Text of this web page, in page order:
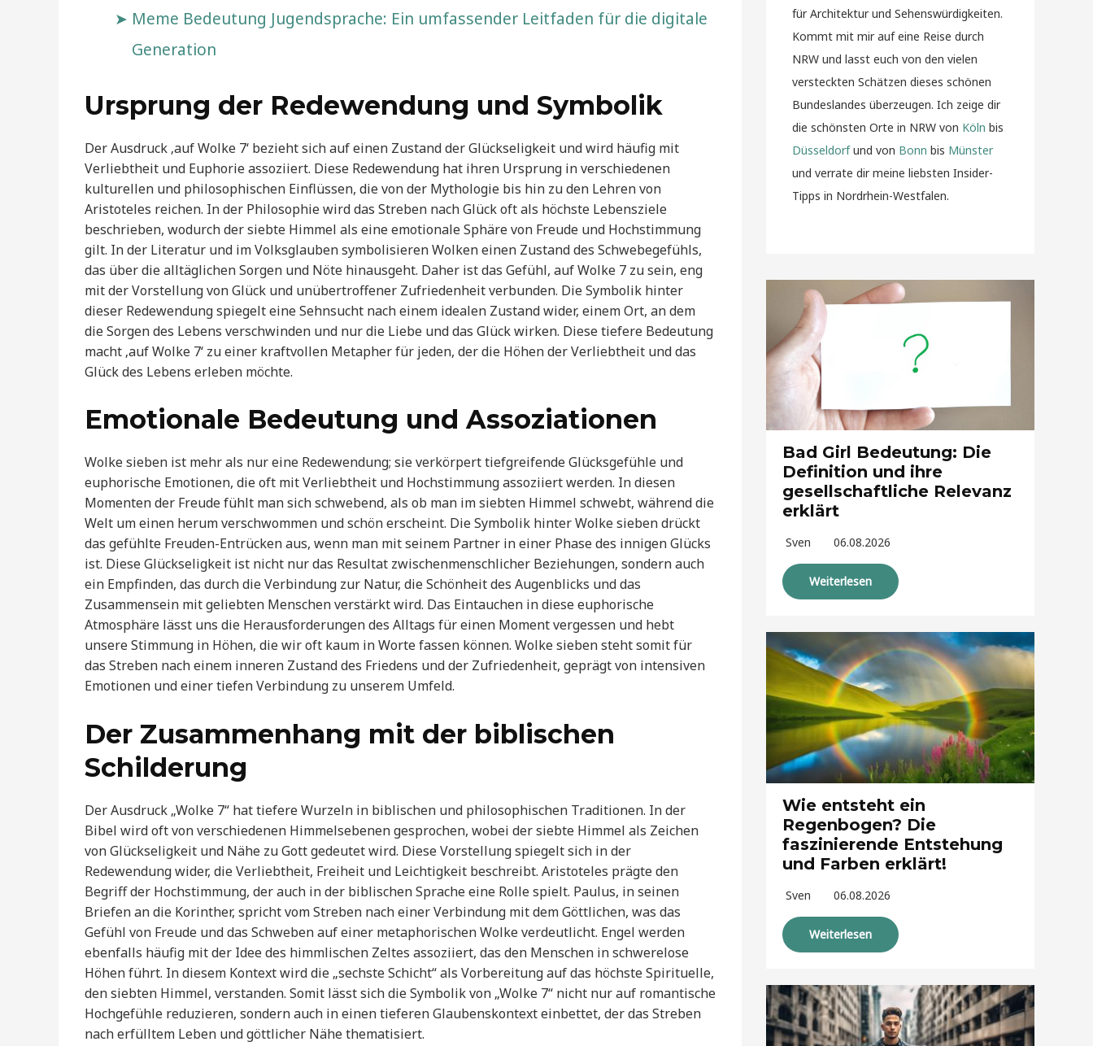
Meme Bedeutung Jugendsprache: Ein umfassender Leitfaden für die digitale
Generation
Ursprung der Redewendung und Symbolik
Der Ausdruck ‚auf Wolke 7‘ bezieht sich auf einen Zustand der Glückseligkeit und wird häufig mit
Verliebtheit und Euphorie assoziiert. Diese Redewendung hat ihren Ursprung in verschiedenen
kulturellen und philosophischen Einflüssen, die von der Mythologie bis hin zu den Lehren von
Aristoteles reichen. In der Philosophie wird das Streben nach Glück oft als höchste Lebensziele
beschrieben, wodurch der siebte Himmel als eine emotionale Sphäre von Freude und Hochstimmung
gilt. In der Literatur und im Volksglauben symbolisieren Wolken einen Zustand des Schwebegefühls,
das über die alltäglichen Sorgen und Nöte hinausgeht. Daher ist das Gefühl, auf Wolke 7 zu sein, eng
mit der Vorstellung von Glück und unübertroffener Zufriedenheit verbunden. Die Symbolik hinter
dieser Redewendung spiegelt eine Sehnsucht nach einem idealen Zustand wider, einem Ort, an dem
die Sorgen des Lebens verschwinden und nur die Liebe und das Glück wirken. Diese tiefere Bedeutung
macht ‚auf Wolke 7‘ zu einer kraftvollen Metapher für jeden, der die Höhen der Verliebtheit und das
Glück des Lebens erleben möchte.
Emotionale Bedeutung und Assoziationen
Wolke sieben ist mehr als nur eine Redewendung; sie verkörpert tiefgreifende Glücksgefühle und
euphorische Emotionen, die oft mit Verliebtheit und Hochstimmung assoziiert werden. In diesen
Momenten der Freude fühlt man sich schwebend, als ob man im siebten Himmel schwebt, während die
Welt um einen herum verschwommen und schön erscheint. Die Symbolik hinter Wolke sieben drückt
das gefühlte Freuden-Entrücken aus, wenn man mit seinem Partner in einer Phase des innigen Glücks
ist. Diese Glückseligkeit ist nicht nur das Resultat zwischenmenschlicher Beziehungen, sondern auch
ein Empfinden, das durch die Verbindung zur Natur, die Schönheit des Augenblicks und das
Zusammensein mit geliebten Menschen verstärkt wird. Das Eintauchen in diese euphorische
Atmosphäre lässt uns die Herausforderungen des Alltags für einen Moment vergessen und hebt
unsere Stimmung in Höhen, die wir oft kaum in Worte fassen können. Wolke sieben steht somit für
das Streben nach einem inneren Zustand des Friedens und der Zufriedenheit, geprägt von intensiven
Emotionen und einer tiefen Verbindung zu unserem Umfeld.
Der Zusammenhang mit der biblischen
Schilderung
Der Ausdruck „Wolke 7“ hat tiefere Wurzeln in biblischen und philosophischen Traditionen. In der
Bibel wird oft von verschiedenen Himmelsebenen gesprochen, wobei der siebte Himmel als Zeichen
von Glückseligkeit und Nähe zu Gott gedeutet wird. Diese Vorstellung spiegelt sich in der
Redewendung wider, die Verliebtheit, Freiheit und Leichtigkeit beschreibt. Aristoteles prägte den
Begriff der Hochstimmung, der auch in der biblischen Sprache eine Rolle spielt. Paulus, in seinen
Briefen an die Korinther, spricht vom Streben nach einer Verbindung mit dem Göttlichen, was das
Gefühl von Freude und das Schweben auf einer metaphorischen Wolke verdeutlicht. Engel werden
ebenfalls häufig mit der Idee des himmlischen Zeltes assoziiert, das den Menschen in schwerelose
Höhen führt. In diesem Kontext wird die „sechste Schicht“ als Vorbereitung auf das höchste Spirituelle,
den siebten Himmel, verstanden. Somit lässt sich die Symbolik von „Wolke 7“ nicht nur auf romantische
Hochgefühle reduzieren, sondern auch in einen tieferen Glaubenskontext einbettet, der das Streben
nach erfülltem Leben und göttlicher Nähe thematisiert.
für Architektur und Sehenswürdigkeiten.
Kommt mit mir auf eine Reise durch
NRW und lasst euch von den vielen
versteckten Schätzen dieses schönen
Bundeslandes überzeugen. Ich zeige dir
die schönsten Orte in NRW von Köln bis
Düsseldorfund von Bonn bis Münster
und verrate dir meine liebsten Insider-
Tipps in Nordrhein-Westfalen.
Bad Girl Bedeutung: Die
Definition und ihre
gesellschaftliche Relevanz
erklärt
Sven 06.08.2026
Weiterlesen
Wie entsteht ein
Regenbogen? Die
faszinierende Entstehung
und Farben erklärt!
Sven 06.08.2026
Weiterlesen